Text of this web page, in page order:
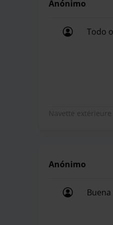
Anónimo
Todo
Navette extérieure
Anónimo
Buena